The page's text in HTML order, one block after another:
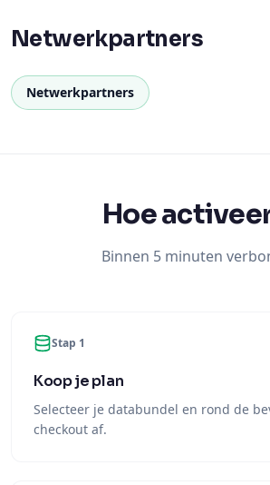
Netwerkpartners
Netwerkpartners
Hoe
Binnen 5 minuten
Stap 1
Koop je plan
Selecteer je databundel en rond de
checkout af.